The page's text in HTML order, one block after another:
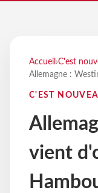
Accueil ›C'est
Allemagne :
C'EST
vient